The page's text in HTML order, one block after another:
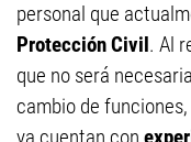
personal que
Protección Civil. Al
que no será
cambio de